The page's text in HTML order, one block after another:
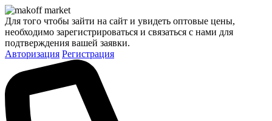
Для того чтобы зайти на сайт и увидеть оптовые цены,
необходимо зарегистрироваться и связаться с нами для
подтверждения вашей заявки.
Авторизация Регистрация